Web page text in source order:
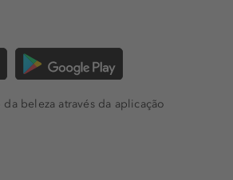
beleza através da aplicação